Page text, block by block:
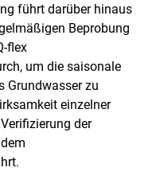
führt darüber hinaus
Beprobung
flex
um die saisonale
Grundwasser zu
einzelner
der